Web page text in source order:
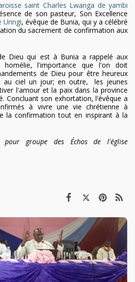
saint Charles Lwanga de yambi
de son pasteur, Son Excellence
Uringi, évêque de Bunia, qui y a célébré
du sacrement de confirmation aux
Dieu qui est à Bunia a rappelé aux
homélie, l'importance que l'on doit
de Dieu pour être heureux
au ciel un jour; en outre, les jeunes
l'amour et la paix dans la province
Concluant son exhortation, l'évêque a
à vivre une vie chrétienne à
la confirmation tout en inspirant à la
pour groupe des Échos de l'église